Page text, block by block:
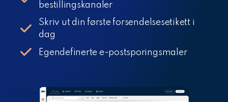
bestillingskanaler
Skriv ut din første forsendelsesetikett i
dag
Egendefinerte e-postsporingsmaler